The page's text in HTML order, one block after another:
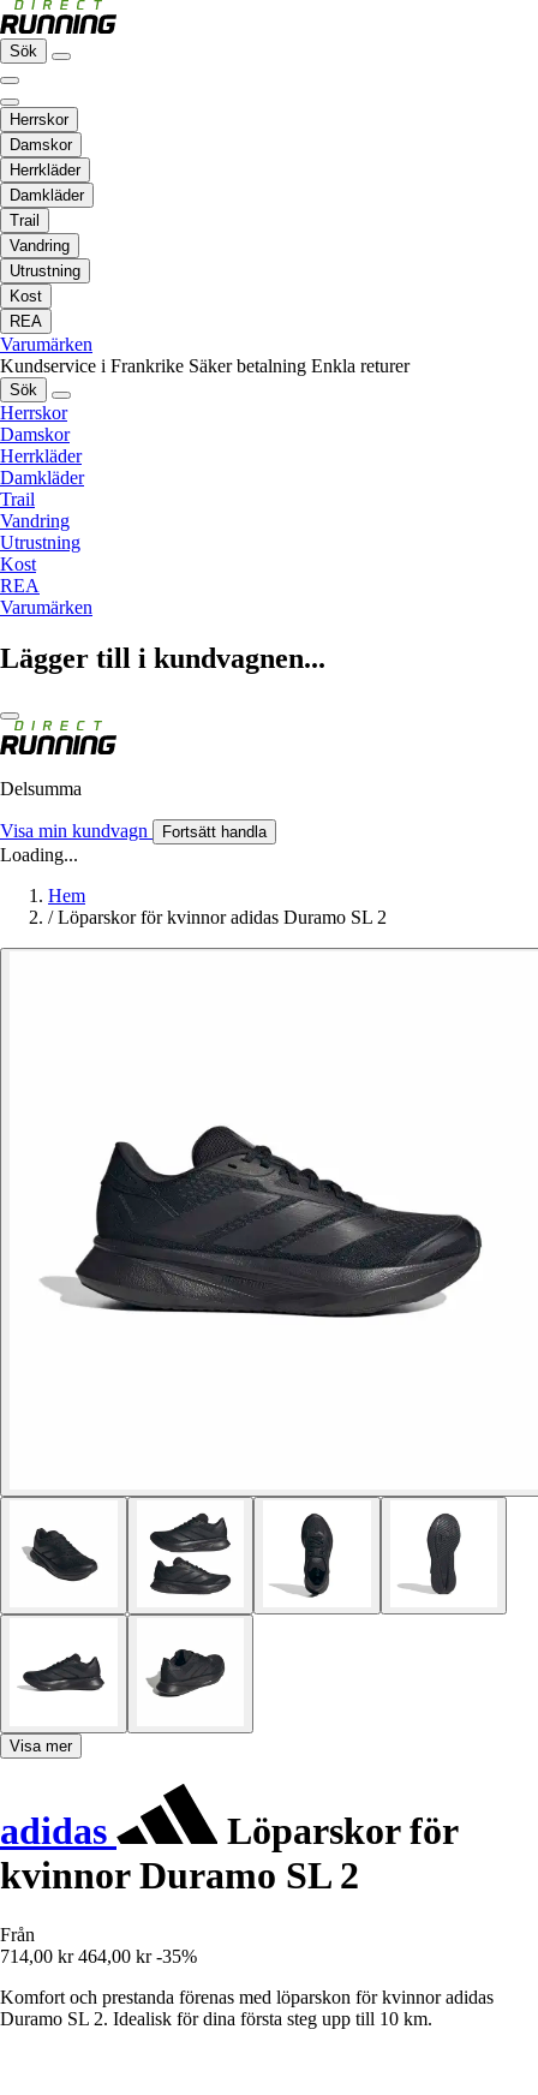
Sök
Herrskor
Damskor
Herrkläder
Damkläder
Trail
Vandring
Utrustning
Kost
REA
Varumärken
Kundservice i Frankrike Säker betalning Enkla returer
Sök
Herrskor
Damskor
Herrkläder
Damkläder
Trail
Vandring
Utrustning
Kost
REA
Varumärken
Lägger till i kundvagnen...
Delsumma
Visa min kundvagn Fortsätt handla
Loading...
Hem
/ Löparskor för kvinnor adidas Duramo SL 2
Visa mer
adidas
Löparskor för
kvinnor Duramo SL 2
Från
714,00 kr 464,00 kr -35%
Komfort och prestanda förenas med löparskon för kvinnor adidas
Duramo SL 2. Idealisk för dina första steg upp till 10 km.